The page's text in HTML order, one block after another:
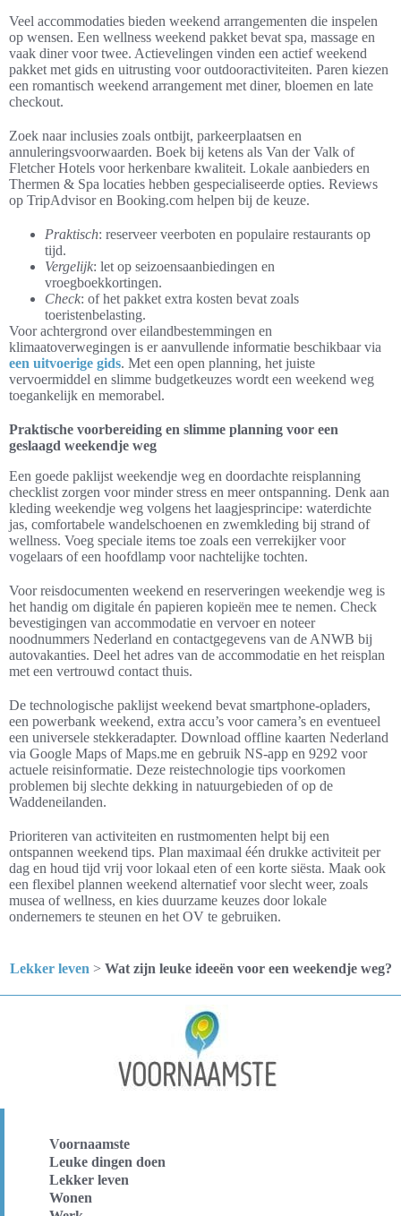
Veel accommodaties bieden weekend arrangementen die inspelen
op wensen. Een wellness weekend pakket bevat spa, massage en
vaak diner voor twee. Actievelingen vinden een actief weekend
pakket met gids en uitrusting voor outdooractiviteiten. Paren kiezen
een romantisch weekend arrangement met diner, bloemen en late
checkout.
Zoek naar inclusies zoals ontbijt, parkeerplaatsen en
annuleringsvoorwaarden. Boek bij ketens als Van der Valk of
Fletcher Hotels voor herkenbare kwaliteit. Lokale aanbieders en
Thermen & Spa locaties hebben gespecialiseerde opties. Reviews
op TripAdvisor en Booking.com helpen bij de keuze.
Praktisch: reserveer veerboten en populaire restaurants op
tijd.
Vergelijk: let op seizoensaanbiedingen en
vroegboekkortingen.
Check: of het pakket extra kosten bevat zoals
toeristenbelasting.
Voor achtergrond over eilandbestemmingen en
klimaatoverwegingen is er aanvullende informatie beschikbaar via
een uitvoerige gids. Met een open planning, het juiste
vervoermiddel en slimme budgetkeuzes wordt een weekend weg
toegankelijk en memorabel.
Praktische voorbereiding en slimme planning voor een
geslaagd weekendje weg
Een goede paklijst weekendje weg en doordachte reisplanning
checklist zorgen voor minder stress en meer ontspanning. Denk aan
kleding weekendje weg volgens het laagjesprincipe: waterdichte
jas, comfortabele wandelschoenen en zwemkleding bij strand of
wellness. Voeg speciale items toe zoals een verrekijker voor
vogelaars of een hoofdlamp voor nachtelijke tochten.
Voor reisdocumenten weekend en reserveringen weekendje weg is
het handig om digitale én papieren kopieën mee te nemen. Check
bevestigingen van accommodatie en vervoer en noteer
noodnummers Nederland en contactgegevens van de ANWB bij
autovakanties. Deel het adres van de accommodatie en het reisplan
met een vertrouwd contact thuis.
De technologische paklijst weekend bevat smartphone-opladers,
een powerbank weekend, extra accu’s voor camera’s en eventueel
een universele stekkeradapter. Download offline kaarten Nederland
via Google Maps of Maps.me en gebruik NS-app en 9292 voor
actuele reisinformatie. Deze reistechnologie tips voorkomen
problemen bij slechte dekking in natuurgebieden of op de
Waddeneilanden.
Prioriteren van activiteiten en rustmomenten helpt bij een
ontspannen weekend tips. Plan maximaal één drukke activiteit per
dag en houd tijd vrij voor lokaal eten of een korte siësta. Maak ook
een flexibel plannen weekend alternatief voor slecht weer, zoals
musea of wellness, en kies duurzame keuzes door lokale
ondernemers te steunen en het OV te gebruiken.
Lekker leven > Wat zijn leuke ideeën voor een weekendje weg?
Voornaamste
Leuke dingen doen
Lekker leven
Wonen